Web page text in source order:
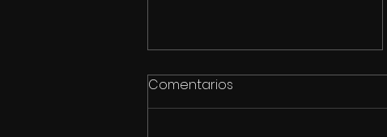
Comentarios